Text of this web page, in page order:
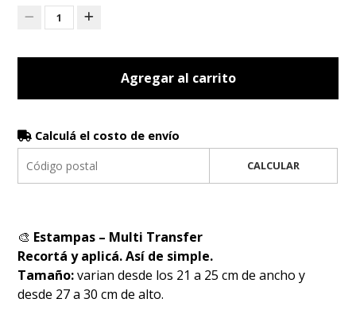
1
Agregar al carrito
Calculá el costo de envío
CALCULAR
🎨 Estampas – Multi Transfer
Recortá y aplicá. Así de simple.
Tamaño:varian desde los 21 a 25 cm de ancho y
desde 27 a 30 cm de alto.